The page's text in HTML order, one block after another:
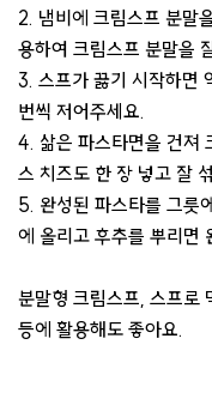
2. 냄비에 크림스프 분말
용하여 크림스프 분말을
3. 스프가 끓기 시작하면
번씩 저어주세요.
4. 삶은 파스타면을 건져
스 치즈도 한 장 넣고 잘
5. 완성된 파스타를 그릇
에 올리고 후추를 뿌리면
분말형 크림스프, 스프로
등에 활용해도 좋아요.